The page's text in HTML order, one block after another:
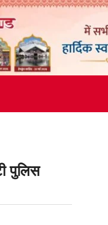
पुलिस